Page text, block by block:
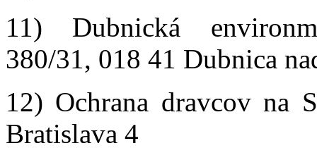
11) Dubnická
380/31, 018 41 Dubnica
12) Ochrana dravcov na
Bratislava 4